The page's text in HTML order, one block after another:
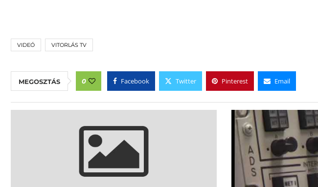
VIDEÓ VITORLÁS TV
MEGOSZTÁS 0 Facebook Twitter Pinterest Email